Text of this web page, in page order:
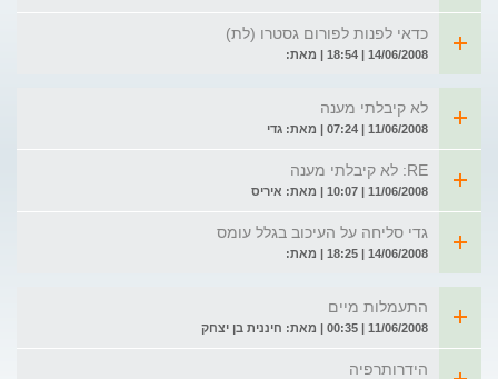
כדאי לפנות לפורום גסטרו (לת)
14/06/2008 | 18:54 | מאת:
לא קיבלתי מענה
11/06/2008 | 07:24 | מאת: גדי
RE: לא קיבלתי מענה
11/06/2008 | 10:07 | מאת: איריס
גדי סליחה על העיכוב בגלל עומס
14/06/2008 | 18:25 | מאת:
התעמלות מיים
11/06/2008 | 00:35 | מאת: חיננית בן יצחק
הידרותרפיה